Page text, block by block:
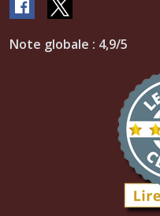
Note globale : 4,9/5